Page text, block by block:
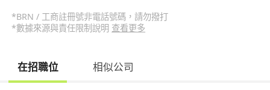
*BRN / 工商註冊號非電話號碼，請勿撥打
*數據來源與責任限制說明 查看更多
在招職位 相似公司